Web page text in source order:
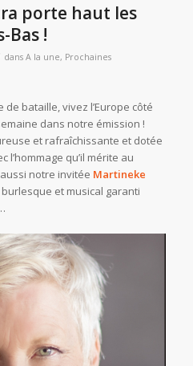
porte haut les
Bas !
dans A la une, Prochaines
de bataille, vivez l’Europe côté
dans notre émission !
et rafraîchissante et dotée
l’hommage qu’il mérite au
notre invitée Martineke
et musical garanti